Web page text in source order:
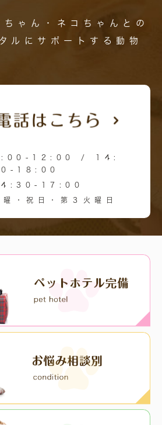
ゃん・ネコちゃんとの
ルにサポートする動物
12:00 / 14:
18:00
17:00
曜・祝日・第３火曜日